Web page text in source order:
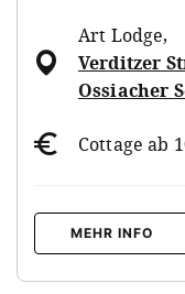
Art Lodge,
Verditzer
Ossiacher
Cottage ab
MEHR INFO